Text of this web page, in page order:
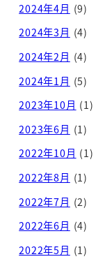
2024年4月 (9)
2024年3月 (4)
2024年2月 (4)
2024年1月 (5)
2023年10月 (1)
2023年6月 (1)
2022年10月 (1)
2022年8月 (1)
2022年7月 (2)
2022年6月 (4)
2022年5月 (1)